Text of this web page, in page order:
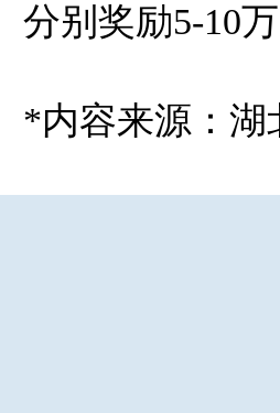
分别奖励5-10万
*内容来源：湖